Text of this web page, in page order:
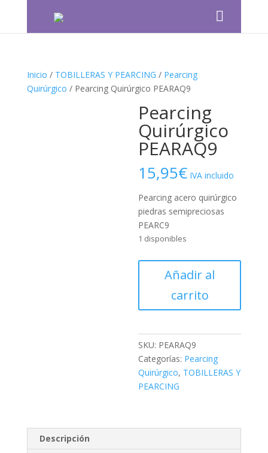
Inicio / TOBILLERAS Y PEARCING / Pearcing
Quirúrgico / Pearcing Quirúrgico PEARAQ9
Pearcing
Quirúrgico
PEARAQ9
15,95€ IVA incluido
Pearcing acero quirúrgico
piedras semipreciosas
PEARC9
1 disponibles
Quirúrgico
PEARAQ9
cantidad
Añadir al
carrito
SKU: PEARAQ9
Categorías: Pearcing
Quirúrgico, TOBILLERAS Y
PEARCING
Descripción